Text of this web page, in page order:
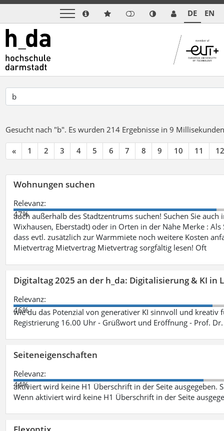
DE EN
Gesucht nach "b". Es wurden 214 Ergebnisse in 9
« 1 2 3 4 5 6 7 8 9 10 11 12
Wohnungen suchen
Relevanz:
47%
auch außerhalb des Stadtzentrums suchen! Suchen Sie
Wixhausen, Eberstadt) oder in Orten in der Nähe Merke :
dass evtl. zusätzlich zur Warmmiete noch weitere Kosten
Mietvertrag Mietvertrag Mietvertrag sorgfältig lesen! Oft
Digitaltag 2025 an der h_da: Digitalisierung & KI in
Relevanz:
46%
wie du das Potenzial von generativer KI sinnvoll und kreativ
Registrierung 16.00 Uhr - Grüßwort und Eröffnung - Prof.
Seiteneigenschaften
Relevanz:
44%
aktiviert wird keine H1 Überschrift in der Seite ausgegeben.
Wenn aktiviert wird keine H1 Überschrift in der Seite